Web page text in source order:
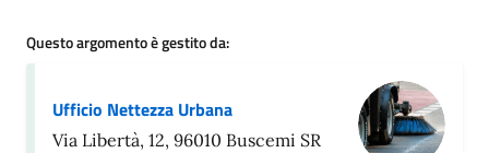
Questo argomento è gestito da:
Ufficio Nettezza Urbana
Via Libertà, 12, 96010 Buscemi SR